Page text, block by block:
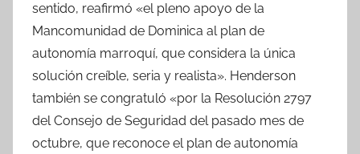
sentido, reafirmó «el pleno apoyo de la
Mancomunidad de Dominica al plan de
autonomía marroquí, que considera la única
solución creíble, seria y realista». Henderson
también se congratuló «por la Resolución 2797
del Consejo de Seguridad del pasado mes de
octubre, que reconoce el plan de autonomía